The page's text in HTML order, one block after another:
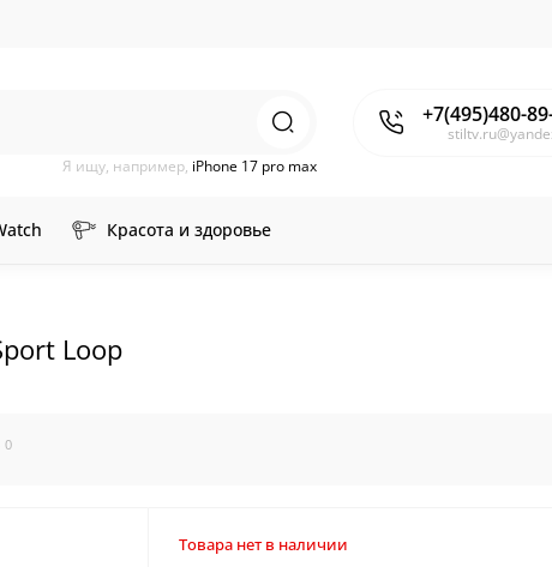
+7(495)480-
Я ищу, например, iPhone 17 pro max
Красота и здоровье
Loop
0
Товара нет в наличии